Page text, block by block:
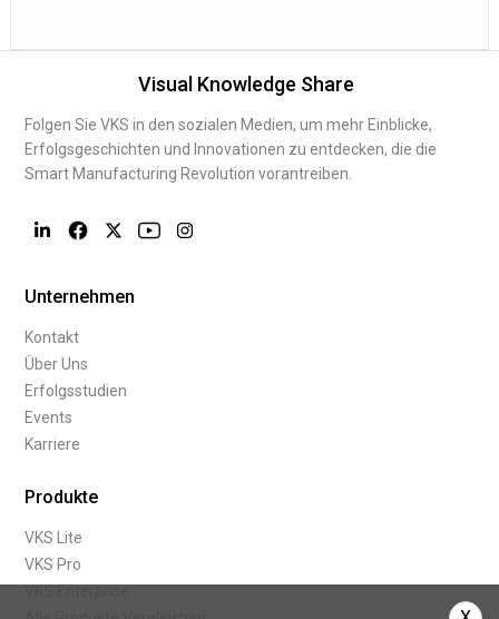
Visual Knowledge Share
Folgen Sie VKS in den sozialen Medien, um mehr Einblicke,
Erfolgsgeschichten und Innovationen zu entdecken, die die
Smart Manufacturing Revolution vorantreiben.
Unternehmen
Kontakt
Über Uns
Erfolgsstudien
Events
Karriere
Produkte
VKS Lite
VKS Pro